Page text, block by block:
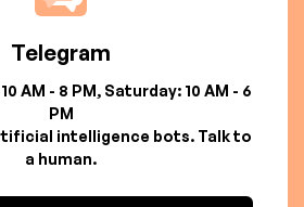
Telegram
AM - 8 PM, Saturday: 10 AM - 6
PM
intelligence bots. Talk to
a human.